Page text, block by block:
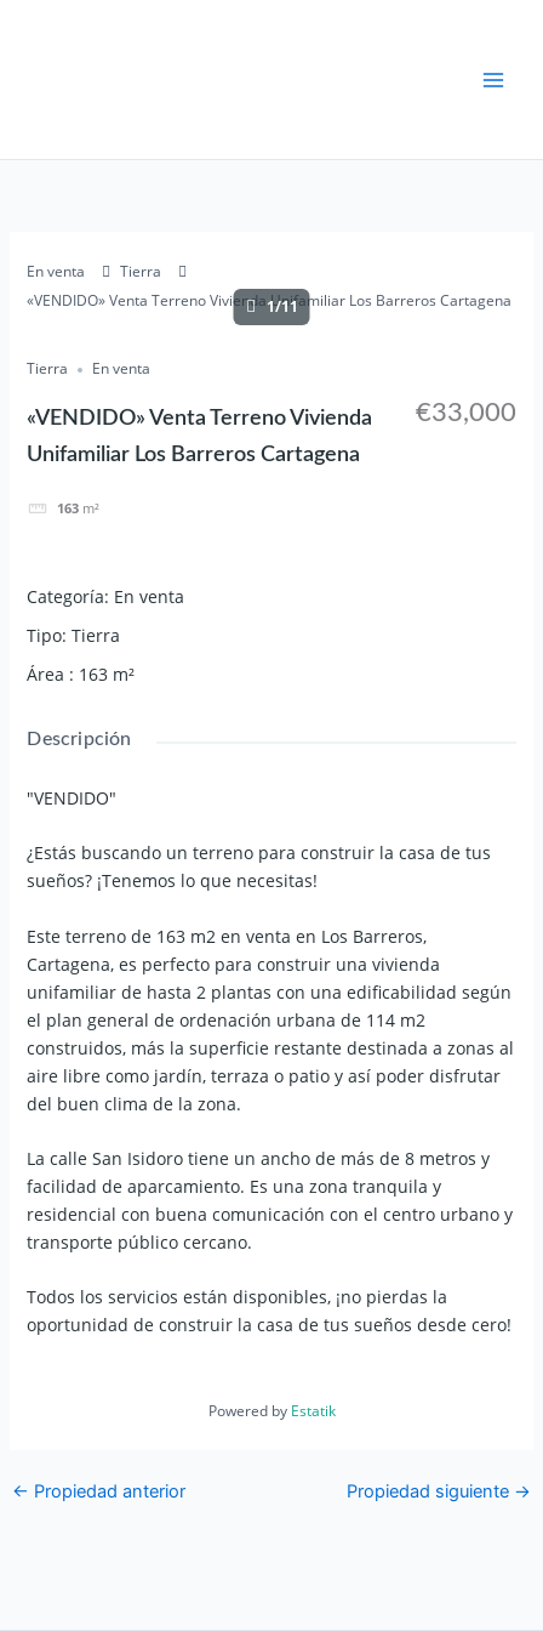
En venta
Tierra
«VENDIDO» Venta Terreno Vivienda Unifamiliar Los Barreros Cartagena
1/11
Tierra En venta
«VENDIDO» Venta Terreno Vivienda
Unifamiliar Los Barreros Cartagena
163 m²
€33,000
Categoría: En venta
Tipo: Tierra
Área : 163 m²
Descripción
"VENDIDO"
¿Estás buscando un terreno para construir la casa de tus
sueños? ¡Tenemos lo que necesitas!
Este terreno de 163 m2 en venta en Los Barreros,
Cartagena, es perfecto para construir una vivienda
unifamiliar de hasta 2 plantas con una edificabilidad según
el plan general de ordenación urbana de 114 m2
construidos, más la superficie restante destinada a zonas al
aire libre como jardín, terraza o patio y así poder disfrutar
del buen clima de la zona.
La calle San Isidoro tiene un ancho de más de 8 metros y
facilidad de aparcamiento. Es una zona tranquila y
residencial con buena comunicación con el centro urbano y
transporte público cercano.
Todos los servicios están disponibles, ¡no pierdas la
oportunidad de construir la casa de tus sueños desde cero!
Powered by Estatik
← Propiedad anterior Propiedad siguiente →